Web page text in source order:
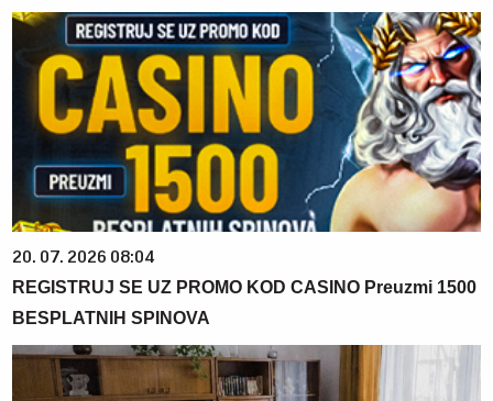
20. 07. 2026 08:04
REGISTRUJ SE UZ PROMO KOD CASINO Preuzmi 1500
BESPLATNIH SPINOVA